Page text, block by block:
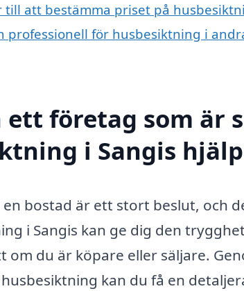
till att bestämma priset på
professionell för husbesiktning i
ett företag som är
i Sangis
bostad är ett stort beslut, och
i Sangis kan ge dig den
om du är köpare eller säljare.
kan du få en